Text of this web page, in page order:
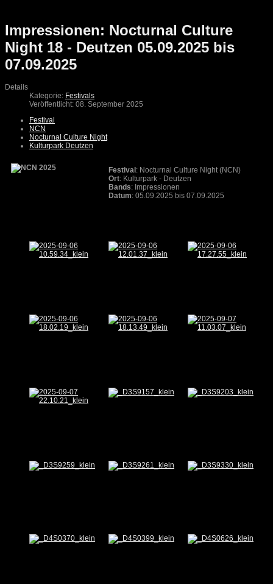
Impressionen: Nocturnal Culture
Night 18 - Deutzen 05.09.2025 bis
07.09.2025
Details
Kategorie: Festivals
Veröffentlicht: 08. September 2025
Festival
NCN
Nocturnal Culture Night
Kulturpark Deutzen
Festival : Nocturnal Culture Night (NCN)
Ort: Kulturpark - Deutzen
Bands: Impressionen
Datum: 05.09.2025 bis 07.09.2025